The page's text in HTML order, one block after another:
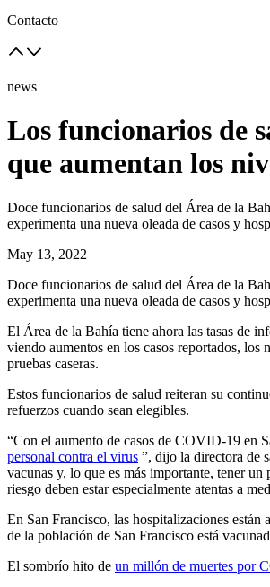
Contacto
news
Los funcionarios de
que aumentan los
Doce funcionarios de salud del Área de la
experimenta una nueva oleada de casos y
May 13, 2022
Doce funcionarios de salud del Área de la
experimenta una nueva oleada de casos y
El Área de la Bahía tiene ahora las tasas de
viendo aumentos en los casos reportados, los
pruebas caseras.
Estos funcionarios de salud reiteran su
refuerzos cuando sean elegibles.
“Con el aumento de casos de COVID-19 en
personal contra el virus ”, dijo la directora de
vacunas y, lo que es más importante, tener
riesgo deben estar especialmente atentas a
En San Francisco, las hospitalizaciones
de la población de San Francisco está
El sombrío hito de un millón de muertes por